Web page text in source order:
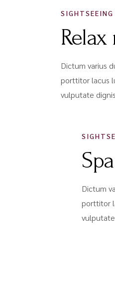
SIGHTSEEING
Dictum varius
porttitor lacus
vulputate
Dictum
porttitor